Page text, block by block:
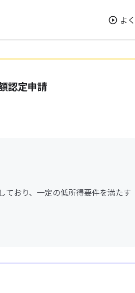
よ
認定申請
ており、一定の低所得要件を満たす